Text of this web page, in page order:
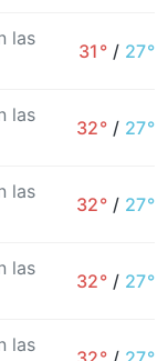
las
31° / 27°
las
32° / 27°
las
32° / 27°
las
32° / 27°
las